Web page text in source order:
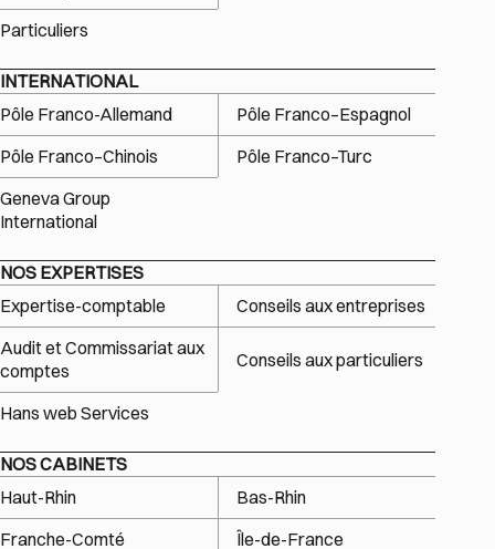
Particuliers
INTERNATIONAL
Pôle Franco-Allemand
Pôle Franco–Espagnol
Pôle Franco–Chinois
Pôle Franco–Turc
Geneva Group
International
NOS EXPERTISES
Expertise-comptable
Conseils aux entreprises
Audit et Commissariat aux
comptes
Conseils aux particuliers
Hans web Services
NOS CABINETS
Haut-Rhin
Bas-Rhin
Franche-Comté
Île-de-France